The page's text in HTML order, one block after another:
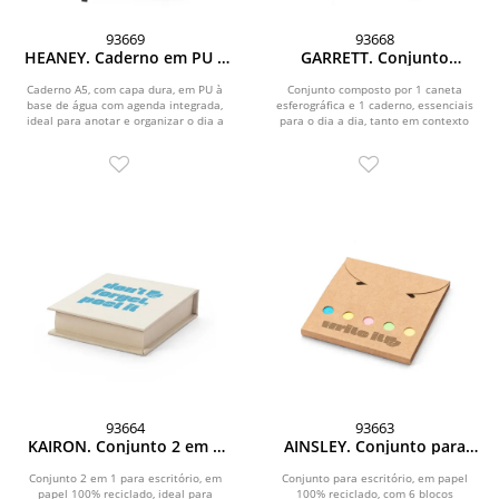
93669
HEANEY. Caderno em PU à
integrada e página
pautadas
Caderno A5, com capa dura, em PU à
base de água com agenda integrada,
ideal para anotar e organizar o dia a
93668
GARRETT. Conjunto
esferográfica e 1 caderno,
em PU e aço inox
Conjunto composto por 1 caneta
esferográfica e 1 caderno, essenciais
para o dia a dia, tanto em contexto
93664
KAIRON. Conjunto 2 em 1
100% reciclado, com 6
Conjunto 2 em 1 para escritório, em
papel 100% reciclado, ideal para
93663
AINSLEY. Conjunto para
reciclado, com 6 blocos
Conjunto para escritório, em papel
100% reciclado, com 6 blocos